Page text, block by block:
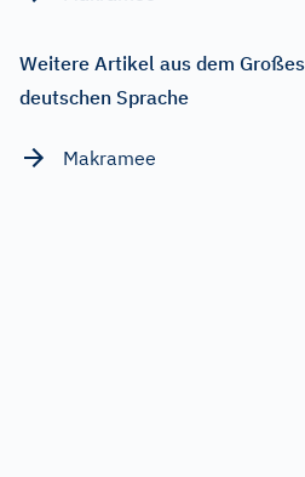
Weitere Artikel aus dem
deutschen Sprache
Makramee